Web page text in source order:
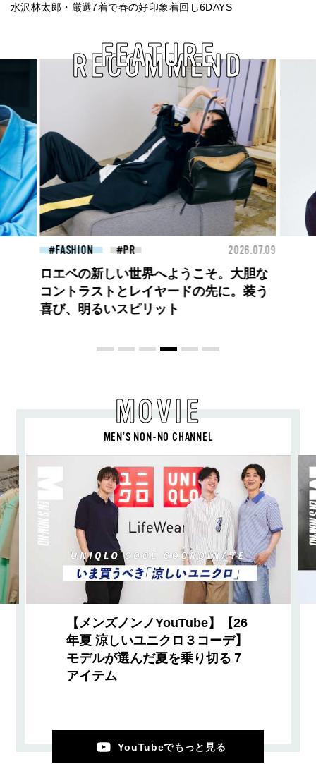
水沢林太郎・厳選7着で春の好印象着回し6DAYS
RECOMMEND
FEATURE
FASHION 2026.07.09
【PRADA × NI-KI(ENHYPEN)】時をかけ
る、ニューモード
MOVIE
MEN’S NON-NO CHANNEL
【メンズノンノYouTube】【26
年夏 涼しいユニクロ３コーデ】
モデルが選んだ夏を乗り切る７
アイテム
YouTubeでもっと見る